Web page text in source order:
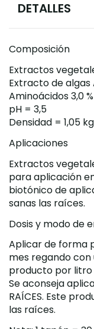
DETALLES
Composición
Extractos
Extracto de algas
Aminoácidos 3,0
pH = 3,5
Densidad = 1,05
Aplicaciones
Extractos
para aplicación
biotónico de
sanas las raíces.
Dosis y modo de
Aplicar de forma
mes regando con
producto por litro
Se aconseja
RAÍCES. Este
las raíces.